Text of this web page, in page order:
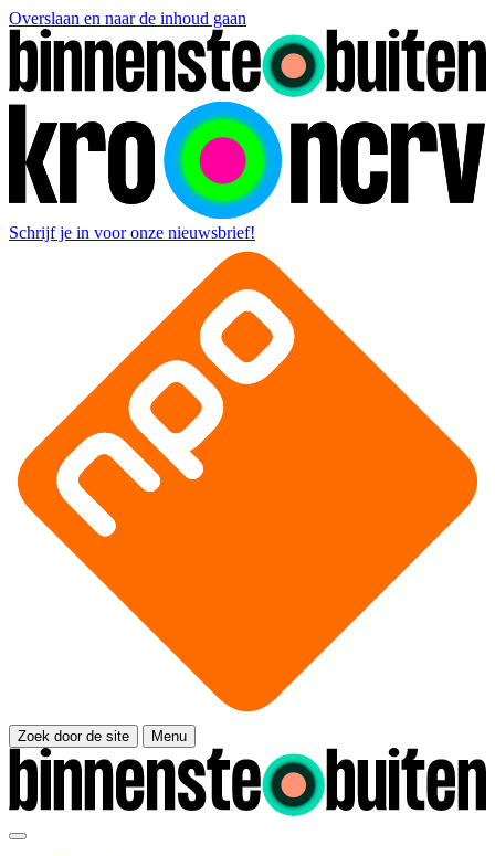
Overslaan en naar de inhoud gaan
Schrijf je in voor onze nieuwsbrief!
Zoek door de site Menu